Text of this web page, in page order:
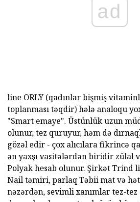
ad
line ORLY (qadınlar bişmiş
toplanması təqdir) hələ analoqu
"Smart emaye". Üstünlük uzun
olunur, tez quruyur, həm də
gözəl edir - çox alıcılara fikrincə
ən yaxşı vasitələrdən biridir zülal
Polyak hesab olunur. Şirkət Trind
Nail təmiri, parlaq Təbii mat və
nəzərdən, sevimli xanımlar tez-tez